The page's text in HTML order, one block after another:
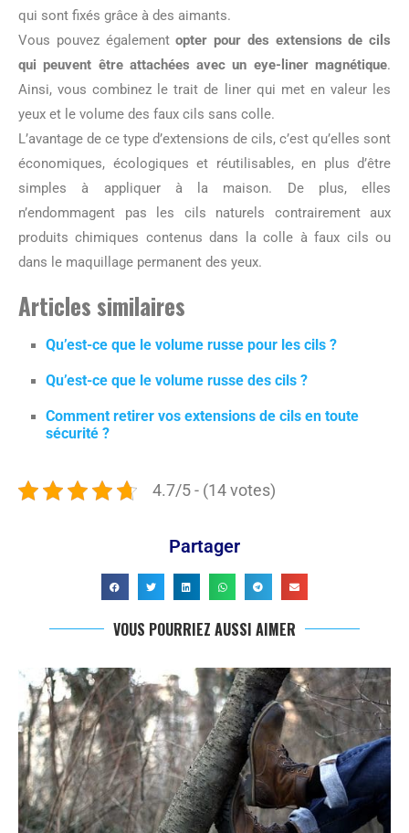
qui sont fixés grâce à des aimants.
Vous pouvez égalementopter pour des extensions de cils
qui peuvent être attachées avec un eye-liner magnétique.
Ainsi, vous combinez le trait de liner qui met en valeur les
yeux et le volume des faux cils sans colle.
L’avantage de ce type d’extensions de cils, c’est qu’elles sont
économiques, écologiques et réutilisables, en plus d’être
simples à appliquer à la maison. De plus, elles
n’endommagent pas les cils naturels contrairement aux
produits chimiques contenus dans la colle à faux cils ou
dans le maquillage permanent des yeux.
Articles similaires
Qu’est-ce que le volume russe pour les cils ?
Qu’est-ce que le volume russe des cils ?
Comment retirer vos extensions de cils en toute
sécurité ?
4.7/5 - (14 votes)
Partager
VOUS POURRIEZ AUSSI AIMER